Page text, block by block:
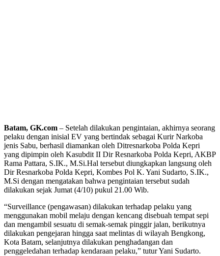
Batam, GK.com – Setelah dilakukan pengintaian, akhirnya seorang
pelaku dengan inisial EV yang bertindak sebagai Kurir Narkoba
jenis Sabu, berhasil diamankan oleh Ditresnarkoba Polda Kepri
yang dipimpin oleh Kasubdit II Dir Resnarkoba Polda Kepri, AKBP
Rama Pattara, S.IK., M.Si.Hal tersebut diungkapkan langsung oleh
Dir Resnarkoba Polda Kepri, Kombes Pol K. Yani Sudarto, S.IK.,
M.Si dengan mengatakan bahwa pengintaian tersebut sudah
dilakukan sejak Jumat (4/10) pukul 21.00 Wib.
“Surveillance (pengawasan) dilakukan terhadap pelaku yang
menggunakan mobil melaju dengan kencang disebuah tempat sepi
dan mengambil sesuatu di semak-semak pinggir jalan, berikutnya
dilakukan pengejaran hingga saat melintas di wilayah Bengkong,
Kota Batam, selanjutnya dilakukan penghadangan dan
penggeledahan terhadap kendaraan pelaku,” tutur Yani Sudarto.